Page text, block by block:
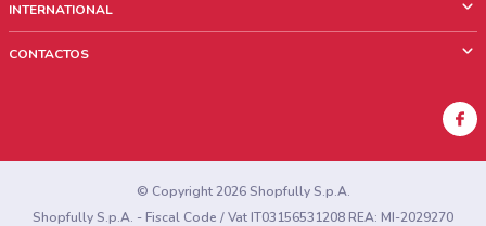
Trabaja con nosotros
Contacto comercial
INTERNATIONAL
CONTACTOS
¿Encontraste un problema en la web o en la aplicación?
© Copyright 2026 Shopfully S.p.A.
Shopfully S.p.A. - Fiscal Code / Vat IT03156531208 REA: MI-2029270